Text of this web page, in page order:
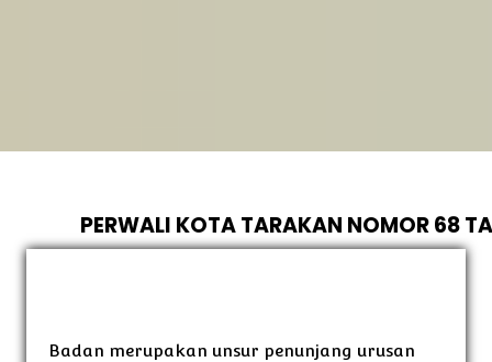
PERWALI KOTA TARAKAN NOMOR 68
Badan merupakan unsur penunjang urusan